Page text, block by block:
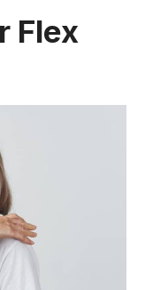
Flex